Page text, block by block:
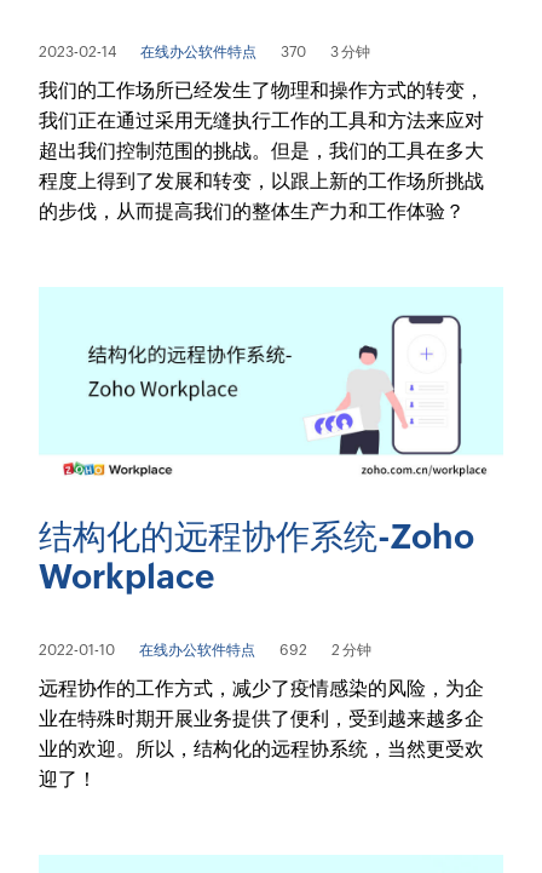
2023-02-14 在线办公软件特点 370 3 分钟
我们的工作场所已经发生了物理和操作方式的转变，
我们正在通过采用无缝执行工作的工具和方法来应对
超出我们控制范围的挑战。但是，我们的工具在多大
程度上得到了发展和转变，以跟上新的工作场所挑战
的步伐，从而提高我们的整体生产力和工作体验？
结构化的远程协作系统-Zoho
Workplace
2022-01-10 在线办公软件特点 692 2 分钟
远程协作的工作方式，减少了疫情感染的风险，为企
业在特殊时期开展业务提供了便利，受到越来越多企
业的欢迎。所以，结构化的远程协系统，当然更受欢
迎了！